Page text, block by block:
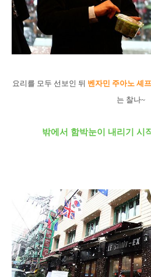
요리를 모두 선보인 뒤 벤자민 주아노 셰
는 찰나~
밖에서 함박눈이 내리기 시